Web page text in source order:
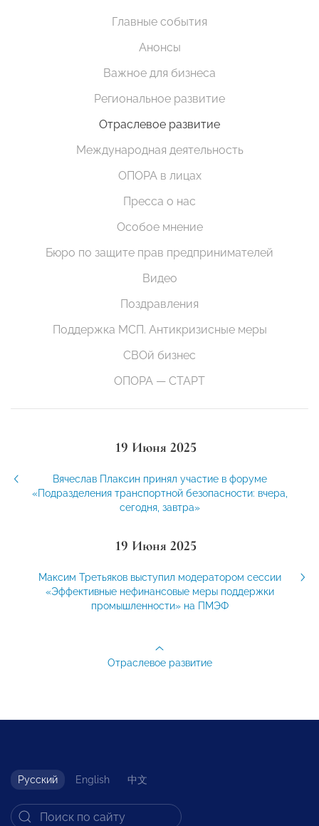
Главные события
Анонсы
Важное для бизнеса
Региональное развитие
Отраслевое развитие
Международная деятельность
ОПОРА в лицах
Пресса о нас
Особое мнение
Бюро по защите прав предпринимателей
Видео
Поздравления
Поддержка МСП. Антикризисные меры
СВОй бизнес
ОПОРА — СТАРТ
19 Июня 2025
Вячеслав Плаксин принял участие в форуме
«Подразделения транспортной безопасности: вчера,
сегодня, завтра»
19 Июня 2025
Максим Третьяков выступил модератором сессии
«Эффективные нефинансовые меры поддержки
промышленности» на ПМЭФ
Отраслевое развитие
Русский English 中文